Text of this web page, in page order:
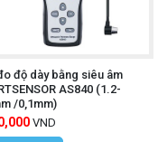
độ dày bằng siêu âm
AS840 (1.2-
/0,1mm)
VND